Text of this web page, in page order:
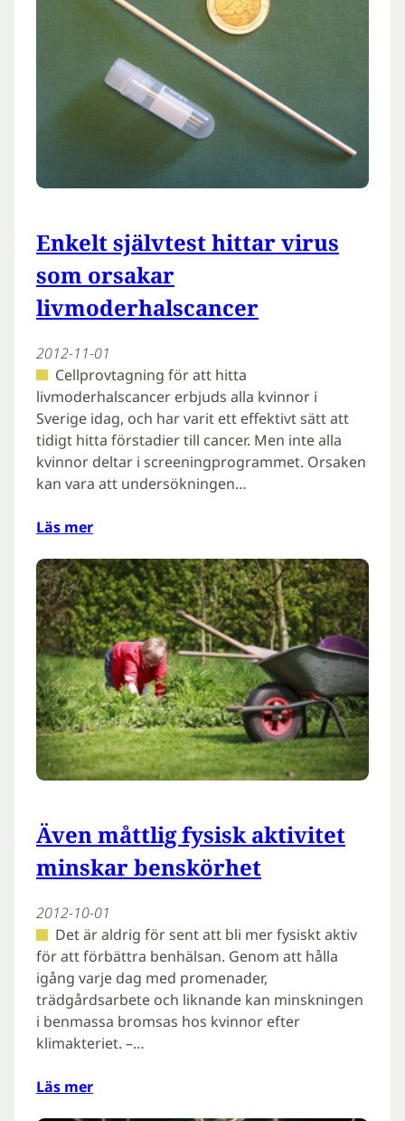
Enkelt självtest hittar virus
som orsakar
livmoderhalscancer
2012-11-01
Cellprovtagning för att hitta
livmoderhalscancer erbjuds alla kvinnor i
Sverige idag, och har varit ett effektivt sätt att
tidigt hitta förstadier till cancer. Men inte alla
kvinnor deltar i screeningprogrammet. Orsaken
kan vara att undersökningen…
Läs mer
Även måttlig fysisk aktivitet
minskar benskörhet
2012-10-01
Det är aldrig för sent att bli mer fysiskt aktiv
för att förbättra benhälsan. Genom att hålla
igång varje dag med promenader,
trädgårdsarbete och liknande kan minskningen
i benmassa bromsas hos kvinnor efter
klimakteriet. –…
Läs mer